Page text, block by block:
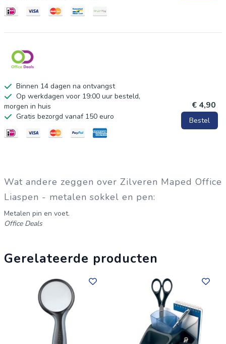
Binnen 14 dagen na ontvangst
Op werkdagen voor 19:00 uur besteld,
morgen in huis
Gratis bezorgd vanaf 150 euro
€ 4,90
Bestel
Wat andere zeggen over Zilveren Maped Office
Liaspen - metalen sokkel en pen:
Metalen pin en voet.
Office Deals
Gerelateerde producten